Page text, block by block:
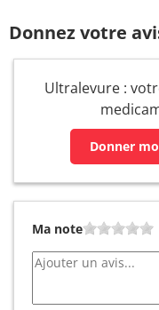
Donnez votre
Ultralevure :
Donner
Ma note